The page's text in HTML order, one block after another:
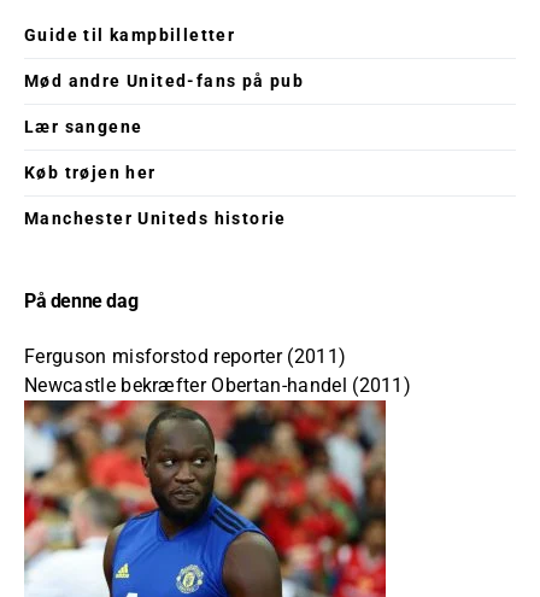
Guide til kampbilletter
Mød andre United-fans på pub
Lær sangene
Køb trøjen her
Manchester Uniteds historie
På denne dag
Ferguson misforstod reporter (2011)
Newcastle bekræfter Obertan-handel (2011)